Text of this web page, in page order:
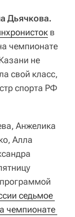
Дьячкова.
в
чемпионате
не
свой класс,
спорта РФ
Анжелика
Алла
седьмое
чемпионате